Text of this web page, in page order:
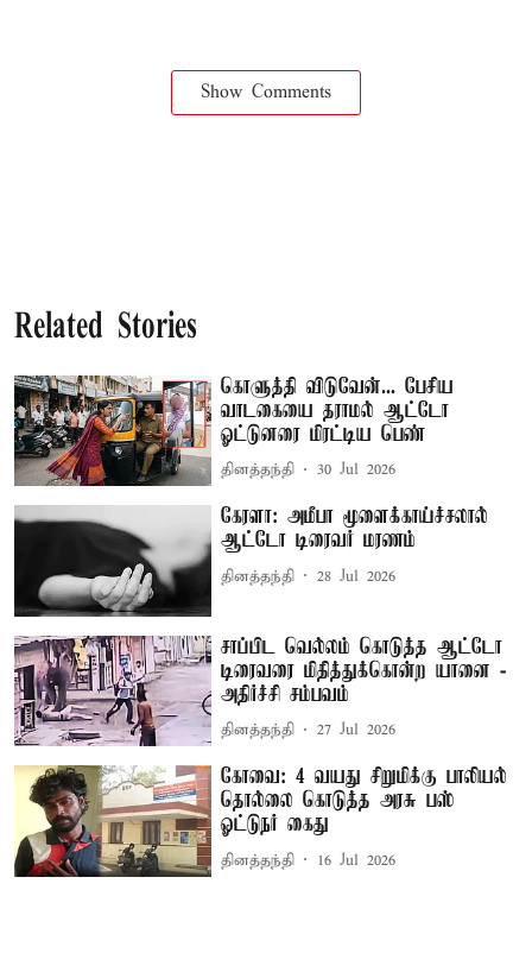
Show Comments
Related Stories
கொளுத்தி விடுவேன்... பேசிய
வாடகையை தராமல் ஆட்டோ
ஓட்டுனரை மிரட்டிய பெண்
தினத்தந்தி 30 Jul 2026
கேரளா: அமீபா மூளைக்காய்ச்சலால்
ஆட்டோ டிரைவர் மரணம்
தினத்தந்தி 28 Jul 2026
சாப்பிட வெல்லம் கொடுத்த ஆட்டோ
டிரைவரை மிதித்துக்கொன்ற யானை -
அதிர்ச்சி சம்பவம்
தினத்தந்தி 27 Jul 2026
கோவை: 4 வயது சிறுமிக்கு பாலியல்
தொல்லை கொடுத்த அரசு பஸ்
ஓட்டுநர் கைது
தினத்தந்தி 16 Jul 2026